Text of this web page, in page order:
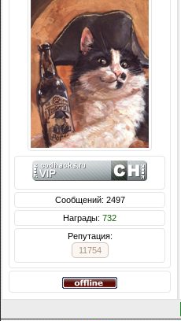
Сообщений: 2497
Награды: 732
Репутация:
11754